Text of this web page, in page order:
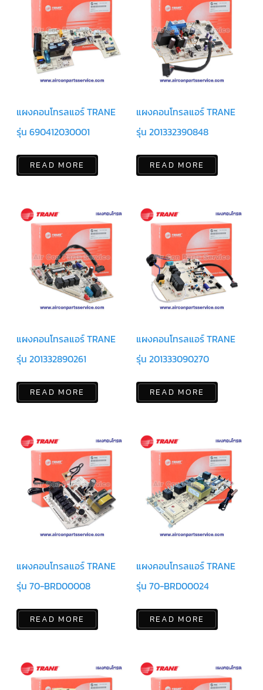
มอเตอร์
มอเตอร์
TRANE
มอเตอร์
มอเตอร์
DAIKIN
FASCO
มอเตอร์
SIRIPAT
มอเตอร์
KRUGER
อะไหล่
คอนโทรล
แอร์
แบบ
มี
สาย
ตัว
ยิง
รีโมท
แอร์
รู
ม
เท
อร์
โม
ชุด
แอร์
รีโมท
แอร์
ไร้
แผงคอนโทรลแอร์ TRANE
รุ่น 690412030001
READ MORE
แผงคอนโทรลแอร์ TRANE
รุ่น 201332390848
READ MORE
แผงคอนโทรลแอร์ TRANE
รุ่น 201332890261
READ MORE
แผงคอนโทรลแอร์ TRANE
รุ่น 201333090270
READ MORE
แผงคอนโทรลแอร์ TRANE
รุ่น 70-BRD00008
READ MORE
แผงคอนโทรลแอร์ TRANE
รุ่น 70-BRD00024
READ MORE